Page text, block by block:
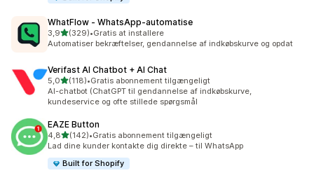
WhatFlow ‑ WhatsApp‑automatise
3,9ud af 5 stjerner
(329)
329 anmeldelser i alt
•Gratis at installere
Automatiser bekræftelser, gendannelse af indkøbskurve og opdat
Verifast AI Chatbot + AI Chat
5,0ud af 5 stjerner
(118)
118 anmeldelser i alt
•Gratis abonnement tilgængeligt
AI-chatbot (ChatGPT til gendannelse af indkøbskurve,
kundeservice og ofte stillede spørgsmål
EAZE Button
4,8ud af 5 stjerner
(142)
142 anmeldelser i alt
•Gratis abonnement tilgængeligt
Lad dine kunder kontakte dig direkte – til WhatsApp
Built for Shopify